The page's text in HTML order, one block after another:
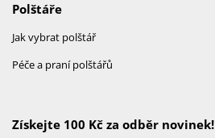
Polštáře
Jak vybrat polštář
Péče a praní polštářů
Získejte 100 Kč za odběr novinek!